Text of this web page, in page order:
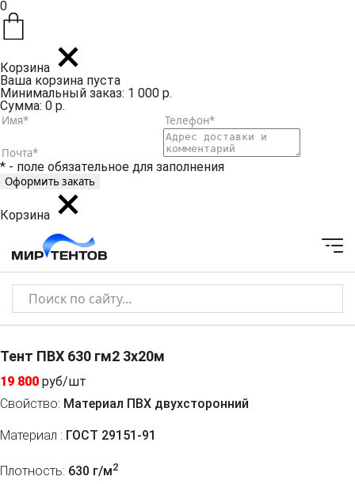
0
Корзина
Ваша корзина пуста
Минимальный заказ: 1 000 р.
Сумма: 0 р.
* - поле обязательное для заполнения
Корзина
Тент ПВХ 630 гм2 3x20м
19 800 руб/шт
Свойство: Материал ПВХ двухсторонний
Материал : ГОСТ 29151-91
Плотность: 630 г/м2